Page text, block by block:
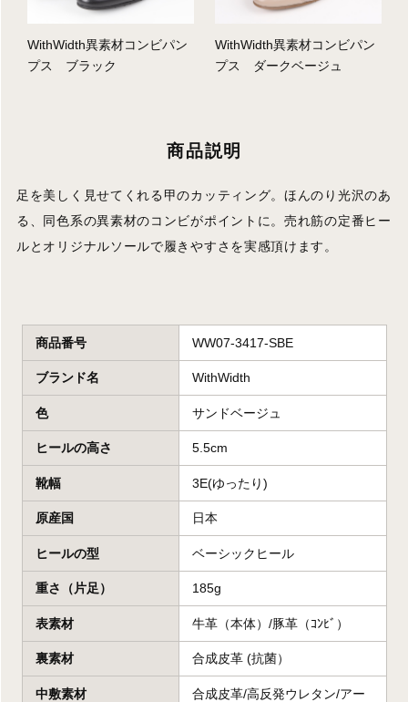
WithWidth異素材コンビパン
プス ブラック
WithWidth異素材コンビパン
プス ダークベージュ
商品説明
足を美しく見せてくれる甲のカッティング。ほんのり光沢のあ
る、同色系の異素材のコンビがポイントに。売れ筋の定番ヒー
ルとオリジナルソールで履きやすさを実感頂けます。
商品番号 WW07-3417-SBE
ブランド名 WithWidth
色 サンドベージュ
ヒールの高さ 5.5cm
靴幅 3E(ゆったり)
原産国 日本
ヒールの型 ベーシックヒール
重さ（片足） 185g
表素材 牛革（本体）/豚革（ｺﾝﾋﾞ）
裏素材 合成皮革 (抗菌）
中敷素材
合成皮革/高反発ウレタン/アー